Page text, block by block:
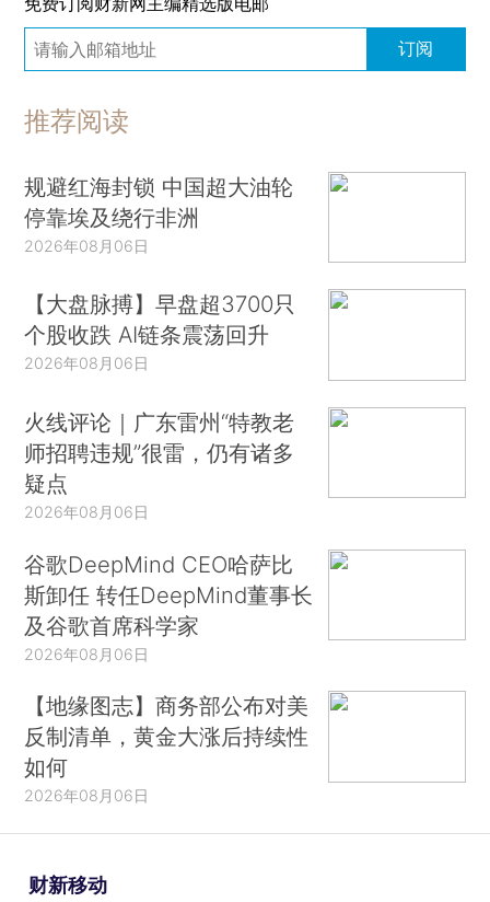
订阅
推荐阅读
规避红海封锁 中国超大油轮
停靠埃及绕行非洲
2026年08月06日
【大盘脉搏】早盘超3700只
个股收跌 AI链条震荡回升
2026年08月06日
火线评论｜广东雷州“特教老
师招聘违规”很雷，仍有诸多
疑点
2026年08月06日
谷歌DeepMind CEO哈萨比
斯卸任 转任DeepMind董事长
及谷歌首席科学家
2026年08月06日
【地缘图志】商务部公布对美
反制清单，黄金大涨后持续性
如何
2026年08月06日
财新移动